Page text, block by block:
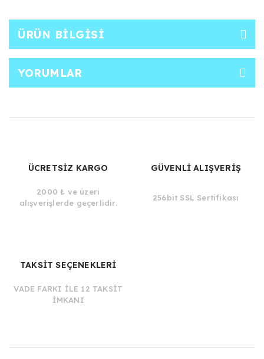
ÜRÜN BILGISI
YORUMLAR
ÜCRETSİZ KARGO
2000 ₺ ve üzeri
alışverişlerde geçerlidir.
GÜVENLİ ALIŞVERİŞ
256bit SSL Sertifikası
TAKSİT SEÇENEKLERİ
VADE FARKI İLE 12 TAKSİT
İMKANI